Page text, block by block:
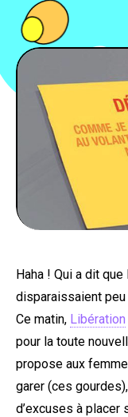
Haha ! Qui a dit
disparaissaient
Ce matin, Libération
pour la toute
propose aux
garer (ces
d’excuses à placer